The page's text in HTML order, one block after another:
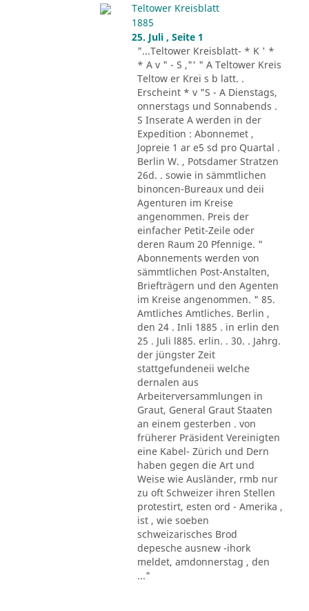
Teltower Kreisblatt
1885
25. Juli , Seite 1
"...Teltower Kreisblatt- * K ' *
* A v " - S ,"' " A Teltower Kreis
Teltow er Krei s b latt. .
Erscheint * v "S - A Dienstags,
onnerstags und Sonnabends .
S Inserate A werden in der
Expedition : Abonnemet ,
Jopreie 1 ar e5 sd pro Quartal .
Berlin W. , Potsdamer Stratzen
26d. . sowie in sämmtlichen
binoncen-Bureaux und deii
Agenturen im Kreise
angenommen. Preis der
einfacher Petit-Zeile oder
deren Raum 20 Pfennige. "
Abonnements werden von
sämmtlichen Post-Anstalten,
Briefträgern und den Agenten
im Kreise angenommen. " 85.
Amtliches Amtliches. Berlin ,
den 24 . Inli 1885 . in erlin den
25 . Juli l885. erlin. . 30. . Jahrg.
der jüngster Zeit
stattgefundeneii welche
dernalen aus
Arbeiterversammlungen in
Graut, General Graut Staaten
an einem gesterben . von
früherer Präsident Vereinigten
eine Kabel- Zürich und Dern
haben gegen die Art und
Weise wie Ausländer, rmb nur
zu oft Schweizer ihren Stellen
protestirt, esten ord - Amerika ,
ist , wie soeben
schweizarisches Brod
depesche ausnew -ihork
meldet, amdonnerstag , den
..."